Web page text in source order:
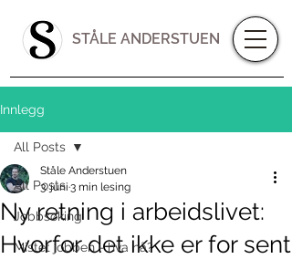
STÅLE ANDERSTUEN
Innlegg
All Posts
Jobbsøking
Mistet jobben - hva nå?
All Posts
Ny retning i arbeidslivet:
Hvorfor det ikke er for sent
Ståle Anderstuen
3. juni 3 min lesing